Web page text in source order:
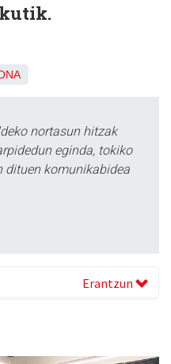
nortasun hitzak
eginda, tokiko
dituen komunikabidea
Erantzun